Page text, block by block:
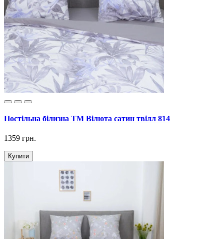
Постільна білизна ТМ Вілюта сатин твілл 814
1359 грн.
Купити